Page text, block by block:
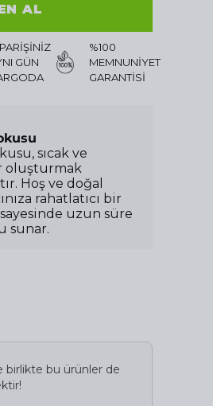
AL
GÜN
%100
MEMNUNİYET
GARANTİSİ
sıcak ve
oluşturmak
Hoş ve doğal
rahatlatıcı bir
sayesinde uzun süre
sunar.
birlikte bu ürünler de